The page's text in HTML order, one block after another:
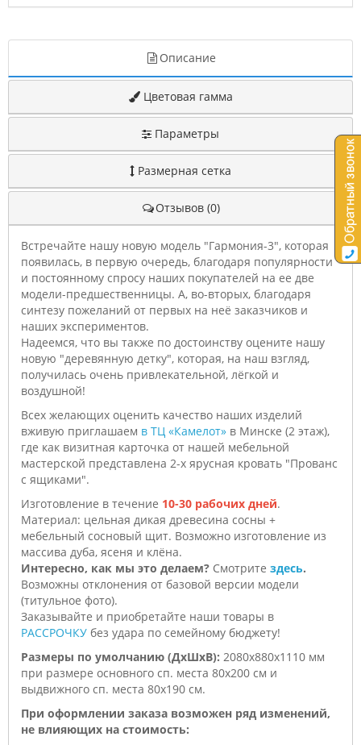
Описание
Цветовая гамма
Параметры
Размерная сетка
Отзывов (0)
Встречайте нашу новую модель "Гармония-3", которая
появилась, в первую очередь, благодаря популярности
и постоянному спросу наших покупателей на ее две
модели-предшественницы. А, во-вторых, благодаря
синтезу пожеланий от первых на неё заказчиков и
наших экспериментов.
Надеемся, что вы также по достоинству оцените нашу
новую "деревянную детку", которая, на наш взгляд,
получилась очень привлекательной, лёгкой и
воздушной!
Всех желающих оценить качество наших изделий
вживую приглашаем в ТЦ «Камелот» в Минске (2 этаж),
где как визитная карточка от нашей мебельной
мастерской представлена 2-х ярусная кровать "Прованс
с ящиками".
Изготовление в течение 10-30 рабочих дней.
Материал: цельная дикая древесина сосны +
мебельный сосновый щит. Возможно изготовление из
массива дуба, ясеня и клёна.
Интересно, как мы это делаем? Смотрите здесь.
Возможны отклонения от базовой версии модели
(титульное фото).
Заказывайте и приобретайте наши товары в
РАССРОЧКУ без удара по семейному бюджету!
Размеры по умолчанию (ДхШхВ): 2080х880х1110 мм
при размере основного сп. места 80х200 см и
выдвижного сп. места 80х190 см.
При оформлении заказа возможен ряд изменений,
не влияющих на стоимость: